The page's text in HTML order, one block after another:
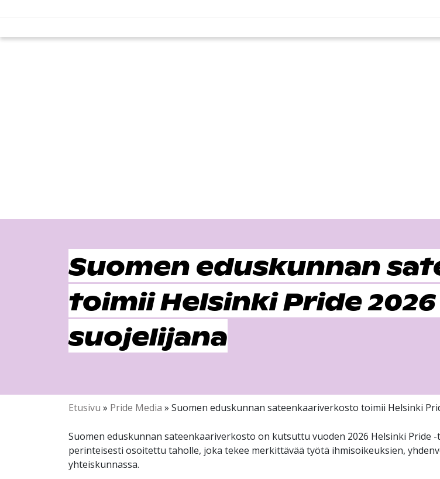
Suomen eduskunnan
toimii Helsinki Pride
suojelijana
Etusivu » Pride Media » Suomen eduskunnan sateenkaariverkosto toimii Helsinki
Suomen eduskunnan sateenkaariverkosto on kutsuttu vuoden 2026 Helsinki Pride
perinteisesti osoitettu taholle, joka tekee merkittävää työtä ihmisoikeuksien,
yhteiskunnassa.